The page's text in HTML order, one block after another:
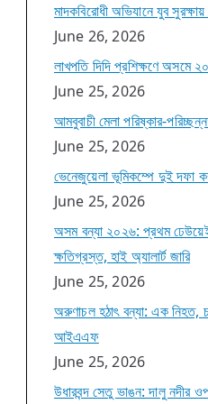
মাদকবিরোধী অভিযানে যুব
June 26, 2026
লাখপতি দিদি প্রশিক্ষণে অসমে
June 25, 2026
আমবুবাচী মেলা পরিষ্কার-
June 25, 2026
ভেনেজুয়েলা ভূমিকম্পে দুই দফা
June 25, 2026
অসম বন্যা ২০২৬: প্রথম ঢেউয়েই
ক্ষতিগ্রস্ত, হাই অ্যালার্ট জারি
June 25, 2026
অরুণাচল হঠাৎ বন্যা: এক নিহত,
আইএএফ
June 25, 2026
উধারবন্দ সেতু ভাঙন: দালু নদীর